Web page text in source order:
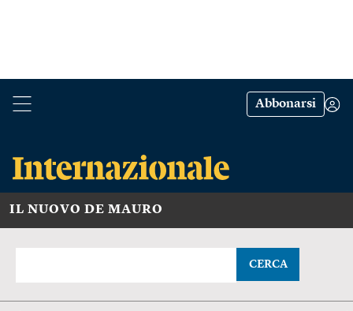
Abbonarsi
IL NUOVO DE MAURO
CERCA